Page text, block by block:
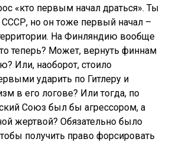
«кто первым начал драться». Ты
но он тоже первый начал –
На Финляндию вообще
теперь? Может, вернуть финнам
Или, наоборот, стоило
ударить по Гитлеру и
в его логове? Или тогда, по
Союз был бы агрессором, а
жертвой? Обязательно было
получить право форсировать